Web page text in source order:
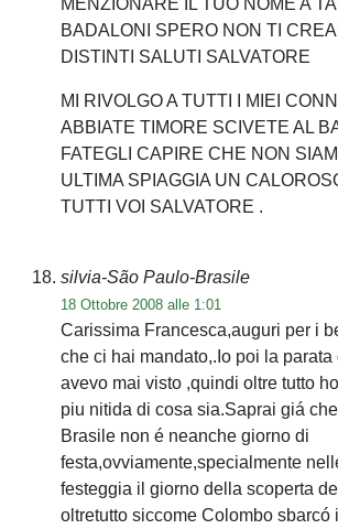
MENZIONARE IL TUO NOME A
BADALONI SPERO NON TI
DISTINTI SALUTI SALVATORE
MI RIVOLGO A TUTTI I MIEI
ABBIATE TIMORE SCIVETE AL
FATEGLI CAPIRE CHE NON
ULTIMA SPIAGGIA UN
TUTTI VOI SALVATORE .
silvia-São Paulo-Brasile
18 Ottobre 2008 alle 1:01
Carissima Francesca,auguri per i
che ci hai mandato,.Io poi la parata
avevo mai visto ,quindi oltre tutto
piu nitida di cosa sia.Saprai giá
Brasile non é neanche giorno di
festa,ovviamente,specialmente
festeggia il giorno della scoperta
oltretutto siccome Colombo sbarcó